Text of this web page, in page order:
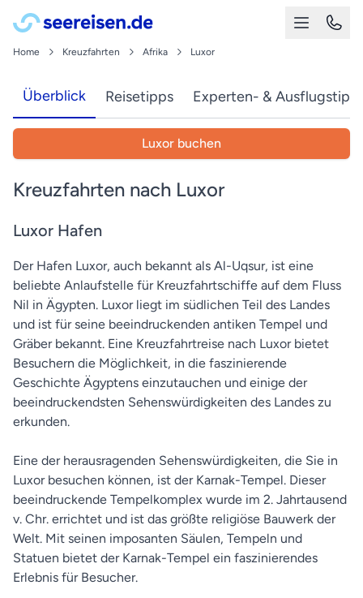
Home Kreuzfahrten Afrika Luxor
Überblick Reisetipps Experten- &
Luxor buchen
Kreuzfahrten nach Luxor
Luxor Hafen
Der Hafen Luxor, auch bekannt als Al-Uqsur, ist eine
beliebte Anlaufstelle für Kreuzfahrtschiffe auf dem Fluss
Nil in Ägypten. Luxor liegt im südlichen Teil des Landes
und ist für seine beeindruckenden antiken Tempel und
Gräber bekannt. Eine Kreuzfahrtreise nach Luxor bietet
Besuchern die Möglichkeit, in die faszinierende
Geschichte Ägyptens einzutauchen und einige der
beeindruckendsten Sehenswürdigkeiten des Landes zu
erkunden.
Eine der herausragenden Sehenswürdigkeiten, die Sie in
Luxor besuchen können, ist der Karnak-Tempel. Dieser
beeindruckende Tempelkomplex wurde im 2. Jahrtausend
v. Chr. errichtet und ist das größte religiöse Bauwerk der
Welt. Mit seinen imposanten Säulen, Tempeln und
Statuen bietet der Karnak-Tempel ein faszinierendes
Erlebnis für Besucher.